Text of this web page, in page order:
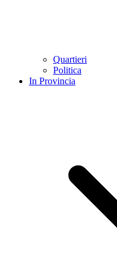
Quartieri
Politica
In Provincia